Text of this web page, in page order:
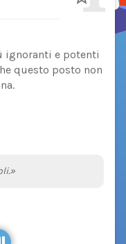
ignoranti e potenti
questo posto non